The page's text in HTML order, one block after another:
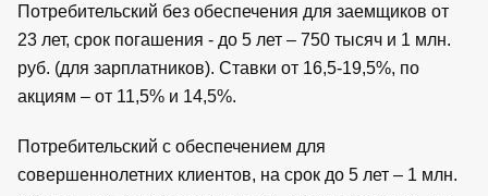
Потребительский без обеспечения для заемщиков от
23 лет, срок погашения - до 5 лет – 750 тысяч и 1 млн.
руб. (для зарплатников). Ставки от 16,5-19,5%, по
акциям – от 11,5% и 14,5%.
Потребительский с обеспечением для
совершеннолетних клиентов, на срок до 5 лет – 1 млн.